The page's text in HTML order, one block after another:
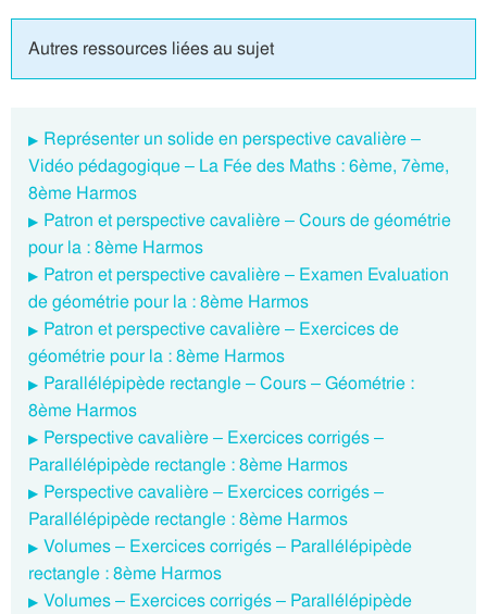
Autres ressources liées au sujet
Représenter un solide en perspective cavalière –
Vidéo pédagogique – La Fée des Maths : 6ème, 7ème,
8ème Harmos
Patron et perspective cavalière – Cours de géométrie
pour la : 8ème Harmos
Patron et perspective cavalière – Examen Evaluation
de géométrie pour la : 8ème Harmos
Patron et perspective cavalière – Exercices de
géométrie pour la : 8ème Harmos
Parallélépipède rectangle – Cours – Géométrie :
8ème Harmos
Perspective cavalière – Exercices corrigés –
Parallélépipède rectangle : 8ème Harmos
Perspective cavalière – Exercices corrigés –
Parallélépipède rectangle : 8ème Harmos
Volumes – Exercices corrigés – Parallélépipède
rectangle : 8ème Harmos
Volumes – Exercices corrigés – Parallélépipède